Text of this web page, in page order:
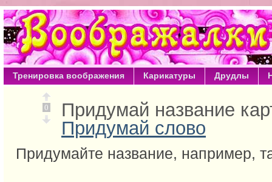
Тренировка воображения Карикатуры Друдлы
0
Придумай название
Придумай слово
Придумайте название, например,